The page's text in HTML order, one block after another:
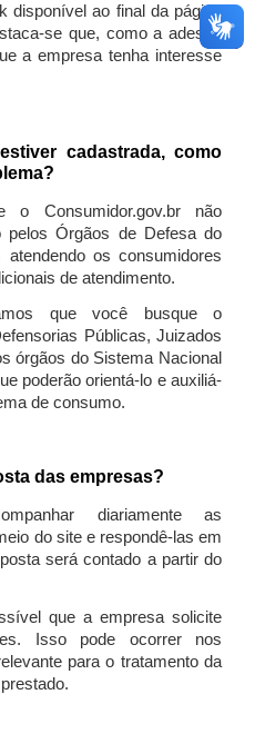
disponível ao final da página
se que, como a adesão
a empresa tenha interesse
cadastrada, como
o Consumidor.gov.br não
pelos Órgãos de Defesa do
atendendo os consumidores
de atendimento.
que você busque o
Públicas, Juizados
órgãos do Sistema Nacional
poderão orientá-lo e auxiliá-
de consumo.
das empresas?
diariamente as
do site e respondê-las em
será contado a partir do
que a empresa solicite
Isso pode ocorrer nos
para o tratamento da